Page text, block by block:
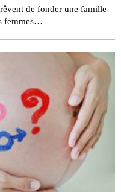
de fonder une famille
femmes…